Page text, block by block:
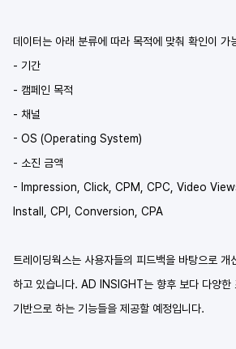
데이터는 아래 분류에 따라 목적에 맞춰 확인이 가
- 기간
- 캠페인 목적
- 채널
- OS (Operating System)
- 소진 금액
- Impression, Click, CPM, CPC, Video
Install, CPI, Conversion, CPA
트레이딩웍스는 사용자들의 피드백을 바탕으로 개
하고 있습니다. AD INSIGHT는 향후 보다 다양한
기반으로 하는 기능들을 제공할 예정입니다.